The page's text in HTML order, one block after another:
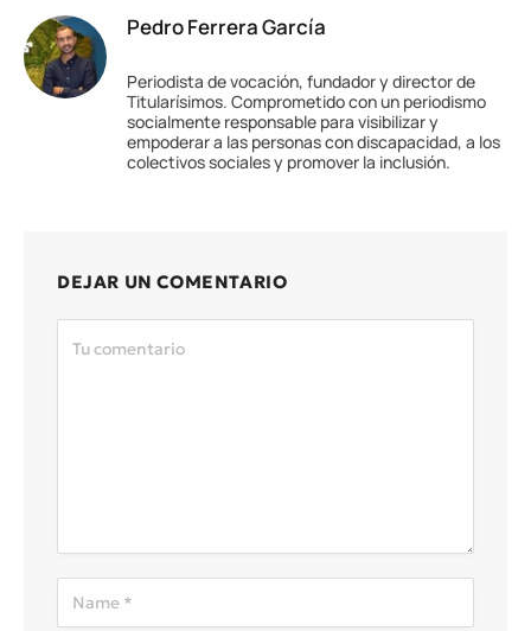
Pedro Ferrera García
Periodista de vocación, fundador y director de
Titularísimos. Comprometido con un periodismo
socialmente responsable para visibilizar y
empoderar a las personas con discapacidad, a los
colectivos sociales y promover la inclusión.
DEJAR UN COMENTARIO